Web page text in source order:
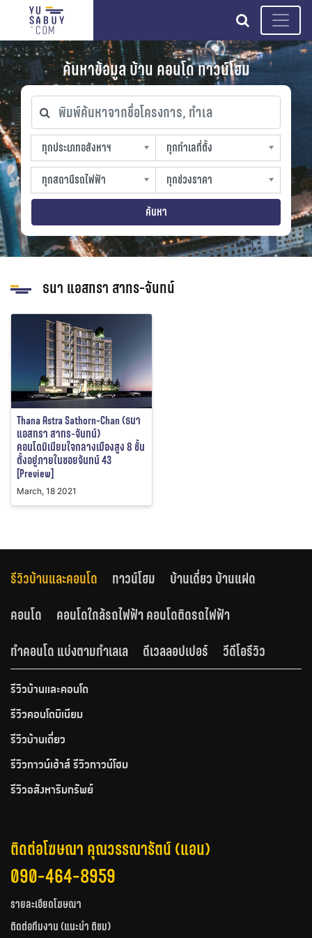
search
ค้นหาข้อมูล บ้าน คอนโด ทาวน์โฮม
พิมพ์ค้นหาจากชื่อโครงการ, ทำเล
ทุกประเภทอสังหาฯ
ทุกประเภทอสังหาฯ
sproperty
ทุกทำเลที่ตั้ง
ทุกทำเลที่ตั้ง
slocation
ทุกสถานีรถไฟฟ้า
ทุกสถานีรถไฟฟ้า
strain-station
ทุกช่วงราคา
ทุกช่วงราคา
sprice
ค้นหา
ธนา แอสทรา สาทร-จันทน์
Thana Astra Sathorn-Chan (ธนา
แอสทรา สาทร-จันทน์)
คอนโดมิเนียมใจกลางเมืองสูง 8 ชั้น
ตั้งอยู่ภายในซอยจันทน์ 43
[Preview]
March, 18 2021
รีวิวบ้านและคอนโด ทาวน์โฮม
บ้านเดี่ยว บ้านแฝด
คอนโด
คอนโดใกล้รถไฟฟ้า คอนโดติดรถไฟฟ้า
ทำคอนโด แบ่งตามทำเลเล
ดีเวลลอปเปอร์ วีดีโอรีวิว
รีวิวบ้านและคอนโด
รีวิวคอนโดมิเนียม
รีวิวบ้านเดี่ยว
รีวิวทาวน์เฮ้าส์ รีวิวทาวน์โฮม
รีวิวอสังหาริมทรัพย์
ติดต่อโฆษณา คุณวรรณารัตน์ (แอน)
090-464-8959
รายละเอียดโฆษณา
ติดต่อทีมงาน (แนะนำ ติชม)